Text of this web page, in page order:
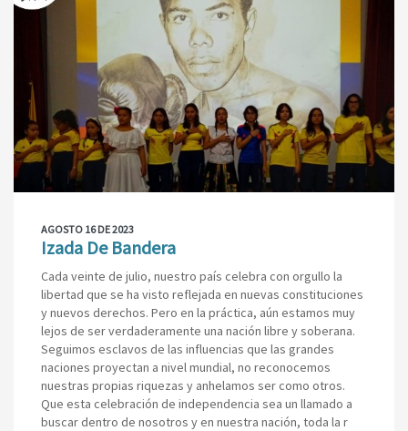
AGOSTO 16 DE 2023
Izada De Bandera
Cada veinte de julio, nuestro país celebra con orgullo la
libertad que se ha visto reflejada en nuevas constituciones
y nuevos derechos. Pero en la práctica, aún estamos muy
lejos de ser verdaderamente una nación libre y soberana.
Seguimos esclavos de las influencias que las grandes
naciones proyectan a nivel mundial, no reconocemos
nuestras propias riquezas y anhelamos ser como otros.
Que esta celebración de independencia sea un llamado a
buscar dentro de nosotros y en nuestra nación, toda la r